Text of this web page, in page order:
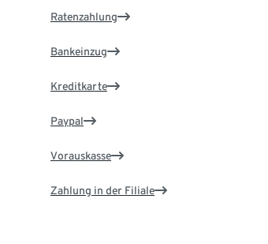
Ratenzahlung
Bankeinzug
Kreditkarte
Paypal
Vorauskasse
Zahlung in der Filiale